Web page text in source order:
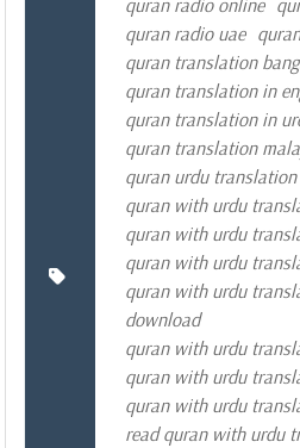
quran radio online
quran radio uae
quran translation
quran translation in
quran translation in
quran translation
quran urdu translation
quran with urdu
quran with urdu
quran with urdu
quran with urdu
download
quran with urdu
quran with urdu
quran with urdu
read quran with urdu